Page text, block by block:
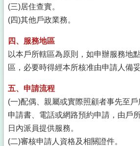
(三)居住查實。
(四)其他戶政業務。
四、服務地區
以本戶所轄區為原則，如申辦服務地
區，必要時得經本所核准由申請人備
五、申請流程
(一)配偶、親屬或實際照顧者事先至
申請書、電話或網路預約申請，由戶
日內派員提供服務。
(二)審核申請人資格及相關證件。